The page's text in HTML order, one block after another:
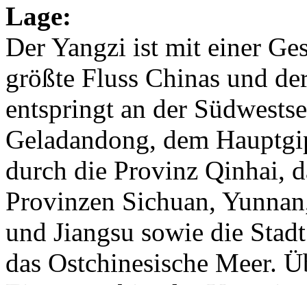
Lage:
Der Yangzi ist mit einer
größte Fluss Chinas und
entspringt an der
Geladandong, dem
durch die Provinz Qinhai,
Provinzen Sichuan,
und Jiangsu sowie die
das Ostchinesische Meer.